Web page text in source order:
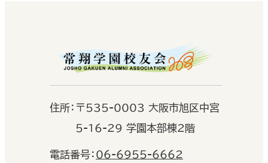
住所： 〒535-0003 大阪市旭区中宮
5-16-29 学園本部棟2階
電話番号： 06-6955-6662